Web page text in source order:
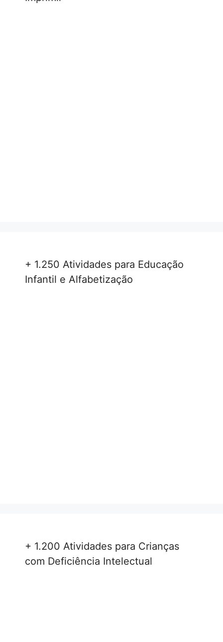
+ 1.250 Atividades para Educação
Infantil e Alfabetização
+ 1.200 Atividades para Crianças
com Deficiência Intelectual